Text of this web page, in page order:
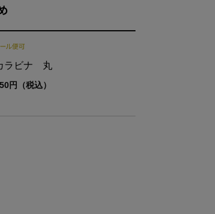
表地：ポリエステル100％(ポリウレタン樹脂加工
裏地:綿100％／革:牛革
ラビナ 丸
円（税込）